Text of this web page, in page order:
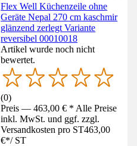
Flex Well Küchenzeile ohne
Geräte Nepal 270 cm kaschmir
glänzend zerlegt Variante
reversibel 00010018
Artikel wurde noch nicht
bewertet.
(0)
Preis — 463,00 € * Alle Preise
inkl. MwSt. und ggf. zzgl.
Versandkosten pro ST463,00
€*/ ST